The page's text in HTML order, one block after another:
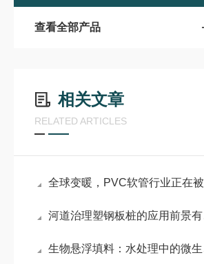
查看全部产品
相关文章
RELATED ARTICLES
全球变暖，PVC软管行业正在被重新洗牌
河道治理塑钢板桩的应用前景有哪些
生物悬浮填料：水处理中的微生物生态工工程师